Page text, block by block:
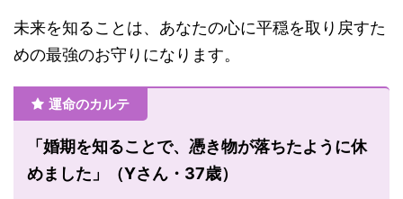
未来を知ることは、あなたの心に平穏を取り戻すた
めの最強のお守りになります。
運命のカルテ
「婚期を知ることで、憑き物が落ちたように休
めました」（Yさん・37歳）